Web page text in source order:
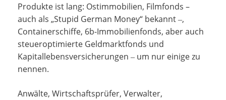
Produkte ist lang: Ostimmobilien, Filmfonds –
auch als „Stupid German Money“ bekannt ‒,
Containerschiffe, 6b-Immobilienfonds, aber auch
steueroptimierte Geldmarktfonds und
Kapitallebensversicherungen ‒ um nur einige zu
nennen.
Anwälte, Wirtschaftsprüfer, Verwalter,